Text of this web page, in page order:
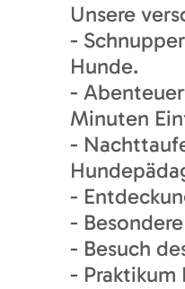
Unsere
-
Hunde.
-
Minuten
-
-
-
- Besuch
- Praktikum